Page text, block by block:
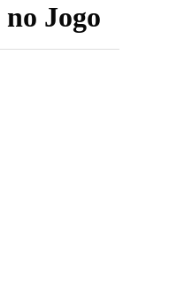
Jogo